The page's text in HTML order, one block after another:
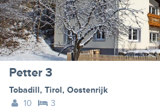
Petter 3
Tobadill, Tirol, Oostenrijk
10
3